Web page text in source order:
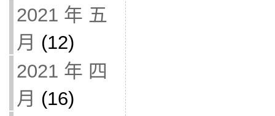
2021 年 五
月 (12)
2021 年 四
月 (16)